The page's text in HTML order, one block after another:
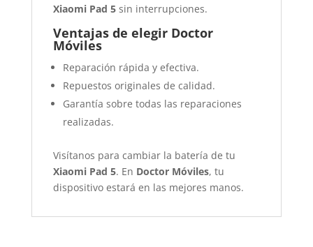
Xiaomi Pad 5sin interrupciones.
Ventajas de elegir Doctor
Móviles
Reparación rápida y efectiva.
Repuestos originales de calidad.
Garantía sobre todas las reparaciones
realizadas.
Visítanos para cambiar la batería de tu
Xiaomi Pad 5. En Doctor Móviles, tu
dispositivo estará en las mejores manos.